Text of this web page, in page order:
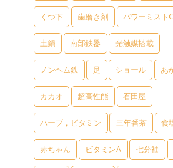
くつ下 歯磨き剤 パワーミスト
土鍋 南部鉄器 光触媒搭載
ノンヘム鉄 足 ショール あ
カカオ 超高性能 石田屋
ハーブ，ビタミン 三年番茶 食
赤ちゃん ビタミンA 七分袖